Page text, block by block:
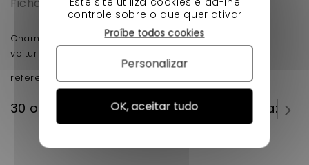
Charniere de capot gauche microcar mc1,mc2 pour
voiture sans permis .
reference d'origine : 1002732
30 outros produtos na mesma categoria:
controle sobre o que quer ativar
OK, aceitar tudo
Proíbe todos cookies
Personalizar